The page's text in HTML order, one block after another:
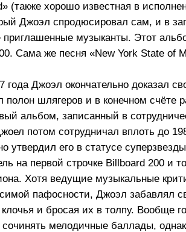
(также хорошо известная в
Джоэл спродюсировал сам, и в
приглашенные музыканты. Этот
Сама же песня «New York State of
года Джоэл окончательно доказал
полон шлягеров и в конечном
альбом, записанный в
потом сотрудничал вплоть до
утвердил его в статусе
на первой строчке Billboard 200 и
Хотя ведущие музыкальные
пафосности, Джоэл забавлял
клочья и бросая их в толпу. Вообще
сочинять мелодичные баллады,